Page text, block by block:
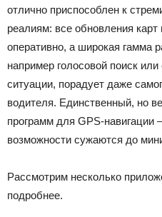
отлично приспособлен к
реалиям: все обновления
оперативно, а широкая гамма
например голосовой поиск
ситуации, порадует даже
водителя. Единственный, но
программ для GPS-навигации
возможности сужаются до
Рассмотрим несколько
подробнее.